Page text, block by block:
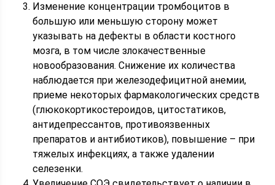
Изменение концентрации тромбоцитов в
большую или меньшую сторону может
указывать на дефекты в области костного
мозга, в том числе злокачественные
новообразования. Снижение их количества
наблюдается при железодефицитной анемии,
приеме некоторых фармакологических средств
(глюкокортикостероидов, цитостатиков,
антидепрессантов, противоязвенных
препаратов и антибиотиков), повышение – при
тяжелых инфекциях, а также удалении
селезенки.